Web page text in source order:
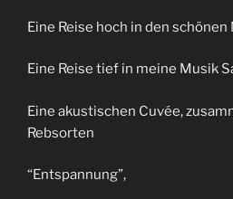
Eine Reise hoch in den schönen
Eine Reise tief in meine Musik
Eine akustischen Cuvée,
Rebsorten
“Entspannung”,